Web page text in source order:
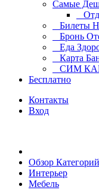
Самые
Билеты
Бронь
Еда
Карта
СИМ
Бесплатно
Контакты
Вход
Обзор Категорий
Интерьер
Мебель